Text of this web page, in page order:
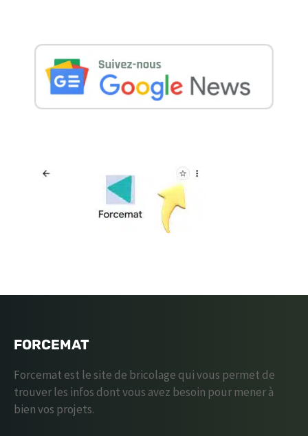
FORCEMAT
Forcemat est le site de bricolage qui vous permet de
trouver les infos dont vous avez besoin pour mener à
bien vos projets.